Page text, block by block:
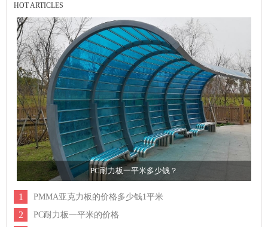
HOT ARTICLES
PC耐力板一平米多少钱？
1 PMMA亚克力板的价格多少钱1平米
2 PC耐力板一平米的价格